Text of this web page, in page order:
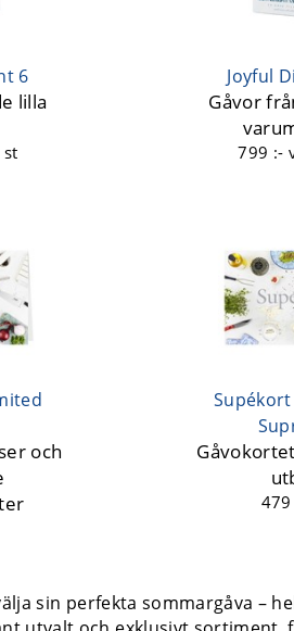
6
lilla
Joyful
Gåvor
799 :-
och
sin perfekta sommargåva –